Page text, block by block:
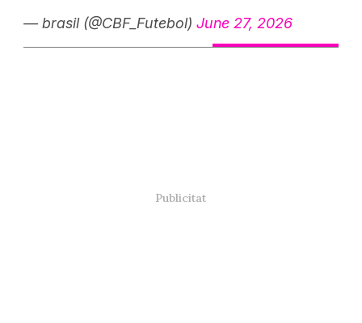
— brasil (@CBF_Futebol) June 27, 2026